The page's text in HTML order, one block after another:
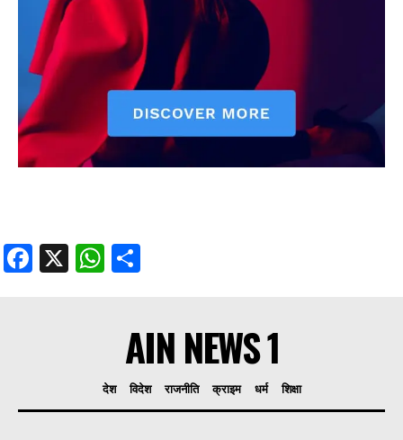
Facebook
X WhatsApp
AIN NEWS 1
देश विदेश राजनीति क्राइम धर्म शिक्षा